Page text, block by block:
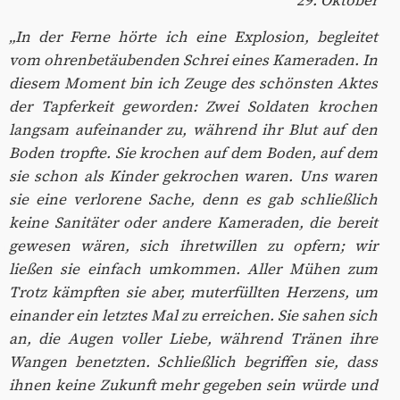
„In der Ferne hörte ich eine Explosion, begleitet
vom ohrenbetäubenden Schrei eines Kameraden. In
diesem Moment bin ich Zeuge des schönsten Aktes
der Tapferkeit geworden: Zwei Soldaten krochen
langsam aufeinander zu, während ihr Blut auf den
Boden tropfte. Sie krochen auf dem Boden, auf dem
sie schon als Kinder gekrochen waren. Uns waren
sie eine verlorene Sache, denn es gab schließlich
keine Sanitäter oder andere Kameraden, die bereit
gewesen wären, sich ihretwillen zu opfern; wir
ließen sie einfach umkommen. Aller Mühen zum
Trotz kämpften sie aber, muterfüllten Herzens, um
einander ein letztes Mal zu erreichen. Sie sahen sich
an, die Augen voller Liebe, während Tränen ihre
Wangen benetzten. Schließlich begriffen sie, dass
ihnen keine Zukunft mehr gegeben sein würde und